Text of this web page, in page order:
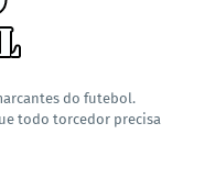
do futebol.
todo torcedor precisa